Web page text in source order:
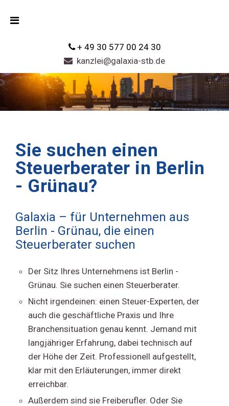
+ 49 30 577 00 24 30
kanzlei@galaxia-stb.de
Sie suchen einen
Steuerberater in Berlin
- Grünau?
Galaxia – für Unternehmen aus
Berlin - Grünau, die einen
Steuerberater suchen
Der Sitz Ihres Unternehmens ist Berlin -
Grünau. Sie suchen einen Steuerberater.
Nicht irgendeinen: einen Steuer-Experten, der
auch die geschäftliche Praxis und Ihre
Branchensituation genau kennt. Jemand mit
langjähriger Erfahrung, dabei technisch auf
der Höhe der Zeit. Professionell aufgestellt,
klar mit den Erläuterungen, immer direkt
erreichbar.
Außerdem sind sie Freiberufler. Oder Sie